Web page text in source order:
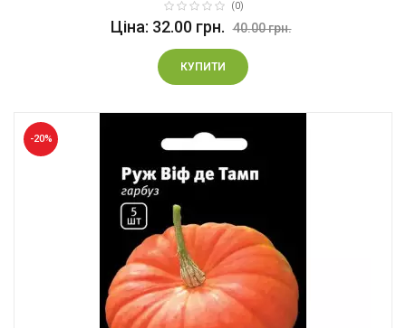
(0)
Ціна: 32.00 грн. 40.00 грн.
КУПИТИ
-20%